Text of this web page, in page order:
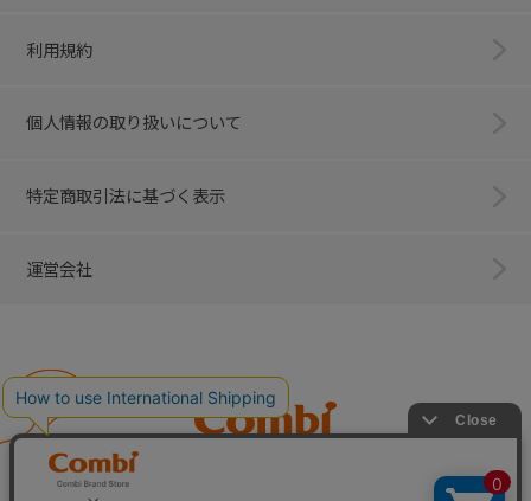
利用規約
個人情報の取り扱いについて
特定商取引法に基づく表示
運営会社